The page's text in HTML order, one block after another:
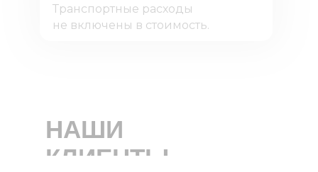
Транспортные расходы
не включены в стоимость.
НАШИ
КЛИЕНТЫ